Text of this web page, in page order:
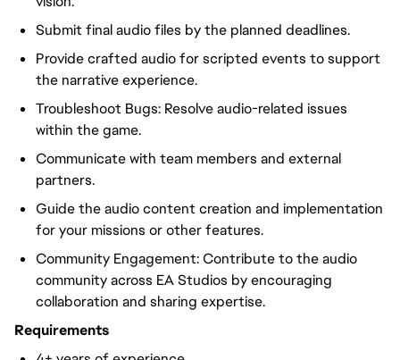
Submit final audio files by the planned deadlines.
Provide crafted audio for scripted events to support
the narrative experience.
Troubleshoot Bugs: Resolve audio-related issues
within the game.
Communicate with team members and external
partners.
Guide the audio content creation and implementation
for your missions or other features.
Community Engagement: Contribute to the audio
community across EA Studios by encouraging
collaboration and sharing expertise.
Requirements